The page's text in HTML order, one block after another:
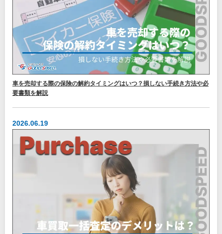
車を売却する際の保険の解約タイミングはいつ？損しない手続き方法や必
要書類を解説
2026.06.19